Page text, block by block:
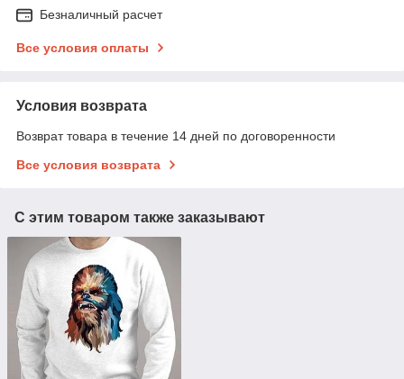
Безналичный расчет
Все условия оплаты
Условия возврата
Возврат товара в течение 14 дней по договоренности
Все условия возврата
С этим товаром также заказывают